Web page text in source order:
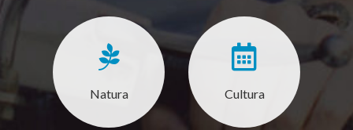
Natura Cultura